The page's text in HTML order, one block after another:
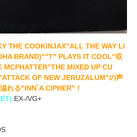
THE COOKINJAX"ALL THE WAY LI
BRAND)""T" PLAYS IT COOL"収
MCPHATTER"THE MIXED UP CU
OF NEW JERUZALUM"の声
れる"INN´A CIPHER"！
EX-/VG+